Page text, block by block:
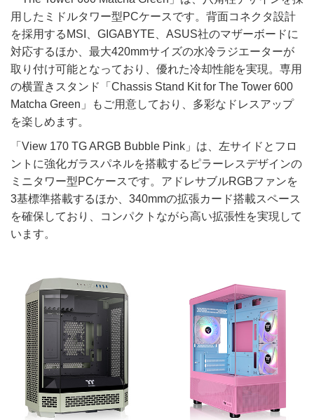
用したミドルタワー型PCケースです。背面コネクタ設計
を採用するMSI、GIGABYTE、ASUS社のマザーボードに
対応するほか、最大420mmサイズの水冷ラジエーターが
取り付け可能となっており、優れた冷却性能を実現。専用
の横置きスタンド「Chassis Stand Kit for The Tower 600
Matcha Green」もご用意しており、多彩なドレスアップ
を楽しめます。
「View 170 TG ARGB Bubble Pink」は、左サイドとフロ
ントに強化ガラスパネルを搭載するピラーレスデザインの
ミニタワー型PCケースです。アドレサブルRGBファンを
3基標準搭載するほか、340mmの拡張カード搭載スペース
を確保しており、コンパクトながら高い拡張性を実現して
います。